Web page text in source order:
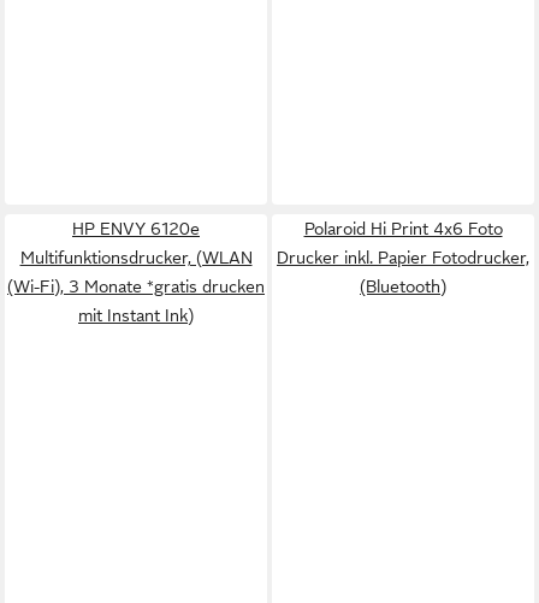
HP ENVY 6120e
Multifunktionsdrucker, (WLAN
(Wi-Fi), 3 Monate *gratis drucken
mit Instant Ink)
Polaroid Hi Print 4x6 Foto
Drucker inkl. Papier Fotodrucker,
(Bluetooth)